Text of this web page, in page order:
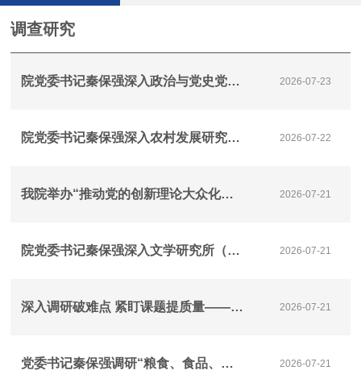
调查研究
院党委书记秦保强深入政治与党史党建研究所调研重大课题研究工作 2026-07-23
院党委书记秦保强深入农村发展研究所召开重大课题调研座谈会 2026-07-22
我院举办“推动党的创新理论大众化通俗化传播研究”重大委托课题调研座谈会 2026-07-21
院党委书记秦保强深入文学研究所（黄河文化研究所）调研 推进重大课题研究工作 2026-07-21
深入调研破难点 紧盯课题提质量——院党委书记秦保强赴数字经济与工业经济研究所召开重大课题调研座谈会 2026-07-21
党委书记秦保强调研“粮食、食品、美食”三食贯通研究重大课题推进落实情况 2026-07-21